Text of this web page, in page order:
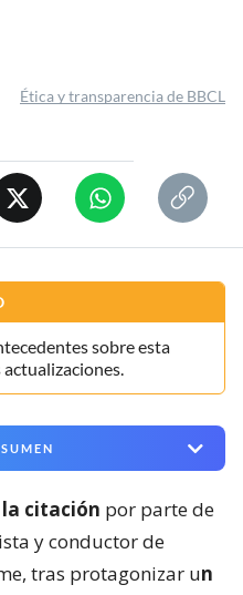
Ética y transparencia de BBCL
sobre esta
la citación por parte de
y conductor de
tras protagonizar un